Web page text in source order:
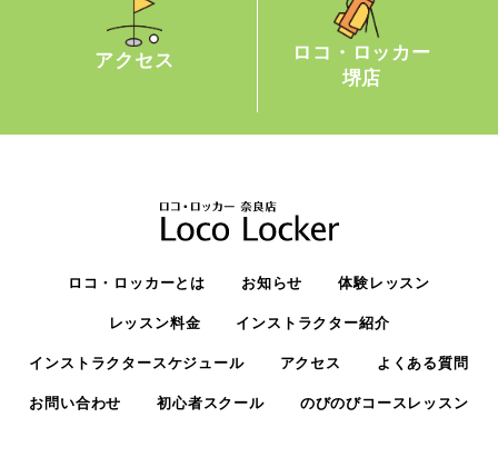
アクセス
ロコ・ロッカー
堺店
ロコ・ロッカーとは お知らせ 体験レッスン
レッスン料金 インストラクター紹介
インストラクタースケジュール アクセス よくある質問
お問い合わせ 初心者スクール のびのびコースレッスン